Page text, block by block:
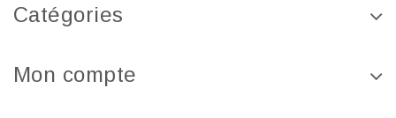
Catégories
Mon compte